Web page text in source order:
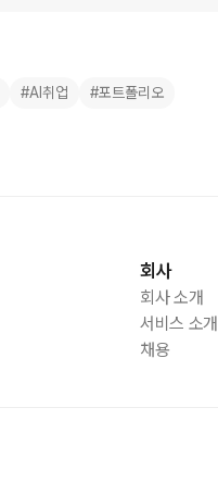
#AI취업 #포트폴리오
회사
회사 소개
서비스 소개
채용